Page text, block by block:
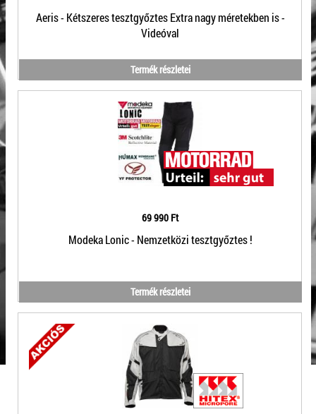
Aeris - Kétszeres tesztgyőztes Extra nagy méretekben is -
Videóval
Termék részletei
69 990 Ft
Modeka Lonic - Nemzetközi tesztgyőztes !
Termék részletei